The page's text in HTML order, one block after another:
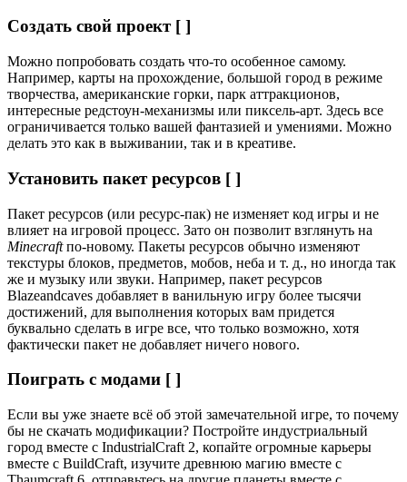
Создать свой проект [ ]
Можно попробовать создать что-то особенное самому.
Например, карты на прохождение, большой город в режиме
творчества, американские горки, парк аттракционов,
интересные редстоун-механизмы или пиксель-арт. Здесь все
ограничивается только вашей фантазией и умениями. Можно
делать это как в выживании, так и в креативе.
Установить пакет ресурсов [ ]
Пакет ресурсов (или ресурс-пак) не изменяет код игры и не
влияет на игровой процесс. Зато он позволит взглянуть на
Minecraftпо-новому. Пакеты ресурсов обычно изменяют
текстуры блоков, предметов, мобов, неба и т. д., но иногда так
же и музыку или звуки. Например, пакет ресурсов
Blazeandcaves добавляет в ванильную игру более тысячи
достижений, для выполнения которых вам придется
буквально сделать в игре все, что только возможно, хотя
фактически пакет не добавляет ничего нового.
Поиграть с модами [ ]
Если вы уже знаете всё об этой замечательной игре, то почему
бы не скачать модификации? Постройте индустриальный
город вместе с IndustrialCraft 2, копайте огромные карьеры
вместе с BuildCraft, изучите древнюю магию вместе с